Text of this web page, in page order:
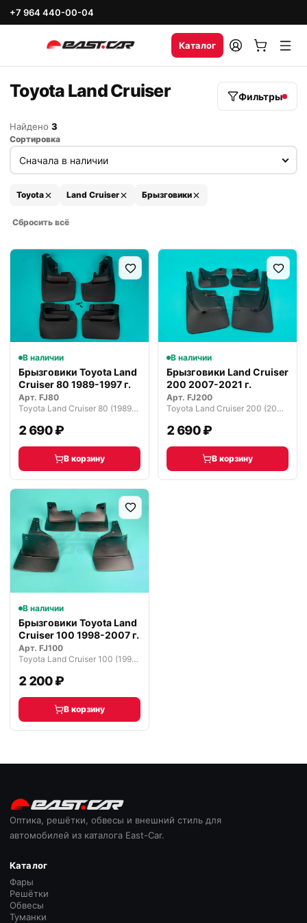
+7 964 440-00-04
Каталог
Toyota Land Cruiser Фильтры
Найдено 3
Сортировка
Toyota Land Cruiser Брызговики
Сбросить всё
В наличии
Брызговики Toyota Land
Cruiser 80 1989-1997 г.
Арт. FJ80
Toyota Land Cruiser 80 (1989—1994)
2 690 ₽
В корзину
В наличии
Брызговики Land Cruiser
200 2007-2021 г.
Арт. FJ200
Toyota Land Cruiser 200 (2007—2012)
2 690 ₽
В корзину
В наличии
Брызговики Toyota Land
Cruiser 100 1998-2007 г.
Арт. FJ100
Toyota Land Cruiser 100 (1998—2002)
2 200 ₽
В корзину
Оптика, решётки, обвесы и внешний стиль для
автомобилей из каталога East-Car.
Каталог
Фары
Решётки
Обвесы
Туманки